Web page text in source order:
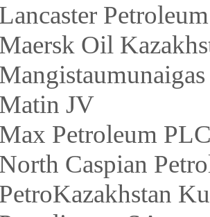
Petroleum
Oil
JV
Petroleum
Caspian